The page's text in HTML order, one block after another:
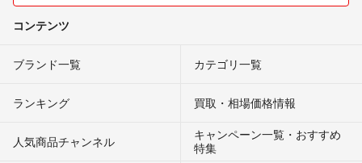
コンテンツ
ブランド一覧 カテゴリ一覧
ランキング 買取・相場価格情報
人気商品チャンネル
キャンペーン一覧・おすすめ
特集